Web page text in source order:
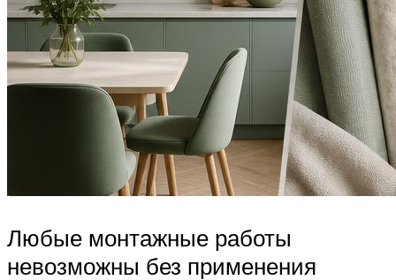
Любые монтажные работы
невозможны без применения